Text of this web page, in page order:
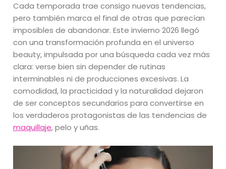
Cada temporada trae consigo nuevas tendencias,
pero también marca el final de otras que parecían
imposibles de abandonar. Este invierno 2026 llegó
con una transformación profunda en el universo
beauty, impulsada por una búsqueda cada vez más
clara: verse bien sin depender de rutinas
interminables ni de producciones excesivas. La
comodidad, la practicidad y la naturalidad dejaron
de ser conceptos secundarios para convertirse en
los verdaderos protagonistas de las tendencias de
maquillaje, pelo y uñas.